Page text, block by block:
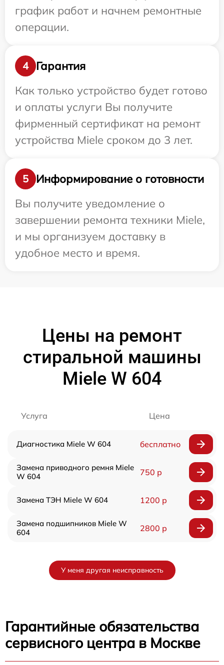
график работ и начнем ремонтные
операции.
4
Гарантия
Как только устройство будет готово
и оплаты услуги Вы получите
фирменный сертификат на ремонт
устройства Miele сроком до 3 лет.
5
Информирование о готовности
Вы получите уведомление о
завершении ремонта техники Miele,
и мы организуем доставку в
удобное место и время.
Цены на ремонт
стиральной машины
Miele W 604
Услуга Цена
Диагностика Miele W 604 бесплатно
Замена приводного ремня Miele
W 604
750 р
Замена ТЭН Miele W 604 1200 р
Замена подшипников Miele W
604
2800 р
У меня другая неисправность
Гарантийные обязательства
сервисного центра в Москве